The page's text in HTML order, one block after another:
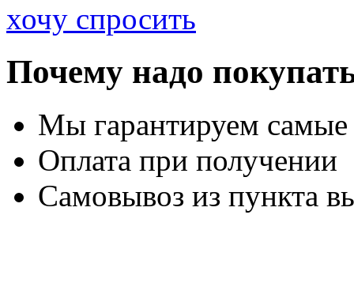
хочу спросить
Почему надо
Мы гарантируем
Оплата при получении
Самовывоз из пункта